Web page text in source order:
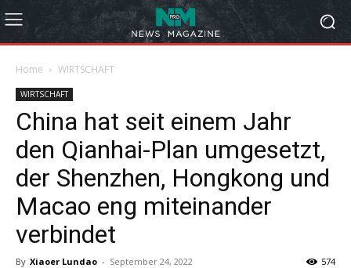
Home WIRTSCHAFT
WIRTSCHAFT
China hat seit einem Jahr
den Qianhai-Plan umgesetzt,
der Shenzhen, Hongkong und
Macao eng miteinander
verbindet
By Xiaoer Lundao - September 24, 2022 574